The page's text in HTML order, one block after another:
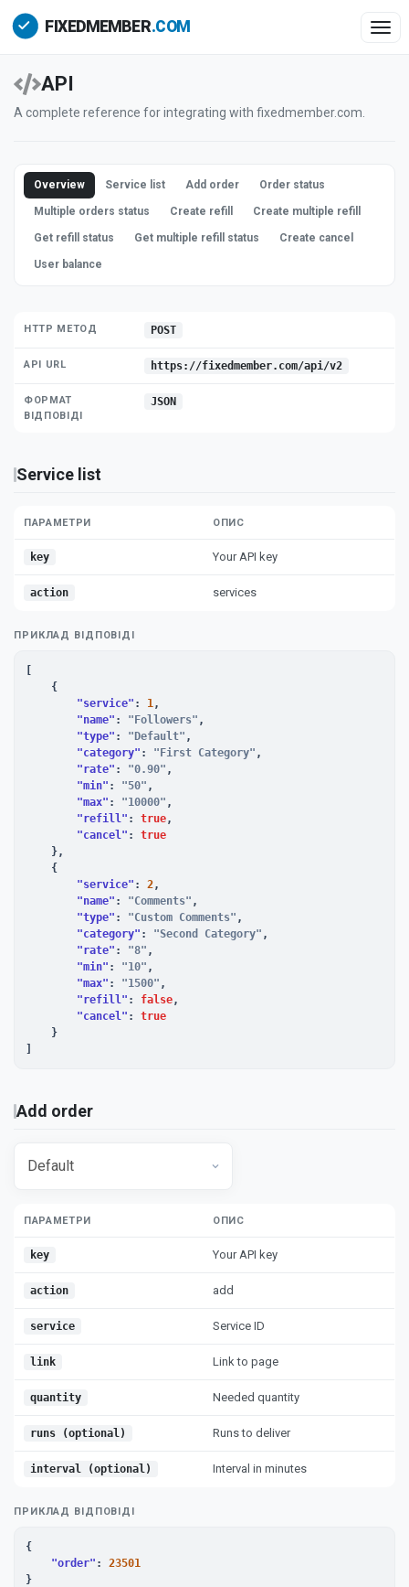
API
A complete reference for integrating with fixedmember.com.
Overview Service list Add order Order status
Multiple orders status Create refill Create multiple refill
Get refill status Get multiple refill status Create cancel
User balance
HTTP МЕТОД POST
API URL https://fixedmember.com/api/v2
ФОРМАТ
ВІДПОВІДІ
JSON
Service list
ПАРАМЕТРИ ОПИС
key Your API key
action services
ПРИКЛАД ВІДПОВІДІ
"service" : 1,
"name" : "Followers" ,
"type" : "Default" ,
"category" : "First Category" ,
"rate" : "0.90" ,
"min" : "50" ,
"max" : "10000" ,
"refill" : true,
"cancel" : true
"service" : 2,
"name" : "Comments" ,
"type" : "Custom Comments" ,
"category" : "Second Category" ,
"rate" : "8" ,
"min" : "10" ,
"max" : "1500" ,
"refill" : false,
"cancel" : true
Add order
ПАРАМЕТРИ ОПИС
key Your API key
action add
service Service ID
link Link to page
quantity Needed quantity
runs (optional) Runs to deliver
interval (optional) Interval in minutes
ПРИКЛАД ВІДПОВІДІ
{
"order" : 23501
}